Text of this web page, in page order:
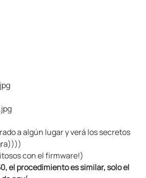
a algún lugar y verá los secretos
con el firmware!)
el procedimiento es similar, solo el